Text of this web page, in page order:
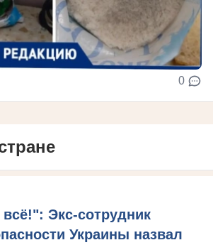
0
Экс-сотрудник
Украины назвал